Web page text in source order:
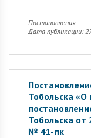
Постановления
Дата публикации:
Тобольска «О
Тобольска
№ 41-пк